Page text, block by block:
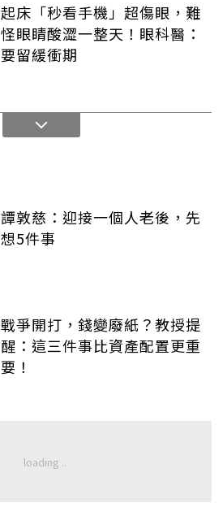
起床「秒看手機」超傷眼，難
怪眼睛酸澀一整天！眼科醫：
要留緩衝期
譚敦慈：迎接一個人老後，先
想5件事
戰爭開打，錢變廢紙？教授提
醒：這三件事比資產配置更重
要！